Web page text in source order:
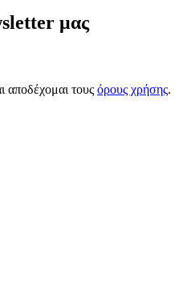
μας
αποδέχομαι τους όρους χρήσης.